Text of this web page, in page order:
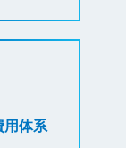
用体系